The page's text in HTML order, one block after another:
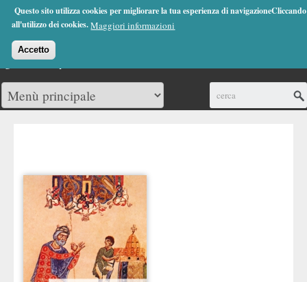
Questo sito utilizza cookies per migliorare la tua esperienza di
all'utilizzo dei cookies. Maggiori informazioni
Accetto
Jump to Navigation
(0)